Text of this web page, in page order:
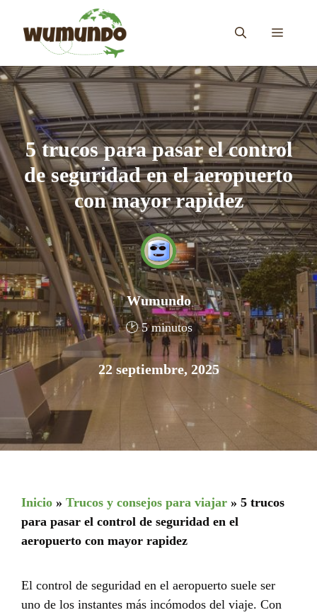
contenido
MENÚ
5 trucos para pasar el control
de seguridad en el aeropuerto
con mayor rapidez
Wumundo
🕑 5 minutos
22 septiembre, 2025
Inicio » Trucos y consejos para viajar » 5 trucos
para pasar el control de seguridad en el
aeropuerto con mayor rapidez
El control de seguridad en el aeropuerto suele ser
uno de los instantes más incómodos del viaje. Con